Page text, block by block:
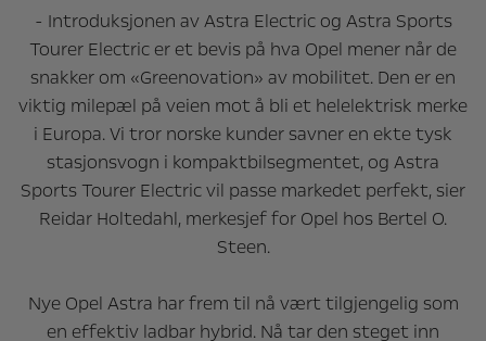
- Introduksjonen av Astra Electric og Astra Sports
Tourer Electric er et bevis på hva Opel mener når de
snakker om «Greenovation» av mobilitet. Den er en
viktig milepæl på veien mot å bli et helelektrisk merke
i Europa. Vi tror norske kunder savner en ekte tysk
stasjonsvogn i kompaktbilsegmentet, og Astra
Sports Tourer Electric vil passe markedet perfekt, sier
Reidar Holtedahl, merkesjef for Opel hos Bertel O.
Steen.
Nye Opel Astra har frem til nå vært tilgjengelig som
en effektiv ladbar hybrid. Nå tar den steget inn